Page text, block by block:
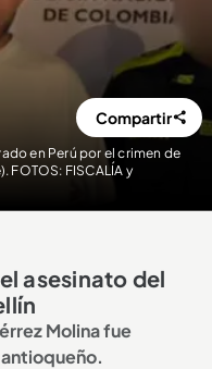
en Perú por el crimen de
FOTOS: FISCALÍA y
Compartir
asesinato del
Molina fue